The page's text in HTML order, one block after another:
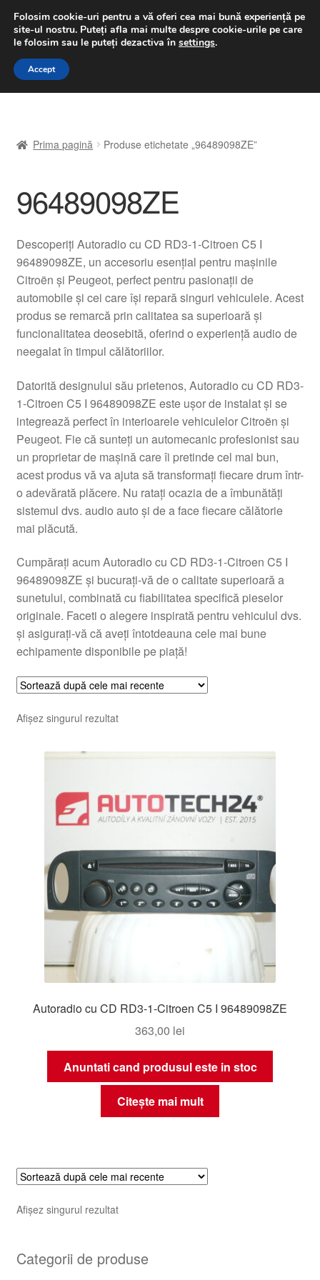
LIVRARE de la 33 lei
luni-vineri 9 a.m. - 4 p.m.031 229 6816
Sari
Sari
A lua legatura
Contul meu
Despre noi
Finalizare comandă
Livrare
Livrare în toată lumea
Plângere
Plățile
Politică de confidențialitate
Procedura de reclamație
Termeni si conditii
Prima pagină Produse etichetate „96489098ZE”
96489098ZE
Descoperiți Autoradio cu CD RD3-1-Citroen C5 I
96489098ZE, un accesoriu esențial pentru mașinile
Citroën și Peugeot, perfect pentru pasionații de
automobile și cei care își repară singuri vehiculele. Acest
produs se remarcă prin calitatea sa superioară și
funcionalitatea deosebită, oferind o experiență audio de
neegalat în timpul călătoriilor.
Datorită designului său prietenos, Autoradio cu CD RD3-
1-Citroen C5 I 96489098ZE este ușor de instalat și se
integrează perfect în interioarele vehiculelor Citroën și
Peugeot. Fie că sunteți un automecanic profesionist sau
un proprietar de mașină care îi pretinde cel mai bun,
acest produs vă va ajuta să transformați fiecare drum într-
o adevărată plăcere. Nu ratați ocazia de a îmbunătăți
sistemul dvs. audio auto și de a face fiecare călătorie
mai plăcută.
Cumpărați acum Autoradio cu CD RD3-1-Citroen C5 I
96489098ZE și bucurați-vă de o calitate superioară a
sunetului, combinată cu fiabilitatea specifică pieselor
originale. Faceti o alegere inspirată pentru vehiculul dvs.
și asigurați-vă că aveți întotdeauna cele mai bune
echipamente disponibile pe piață!
Afișez singurul rezultat
Autoradio cu CD RD3-1-Citroen C5 I 96489098ZE
363,00 lei
Anuntati cand produsul este in stoc
Citește mai mult
Afișez singurul rezultat
Categorii de produse
Folosim cookie-uri pentru a vă oferi cea mai bună experiență pe
site-ul nostru. Puteți afla mai multe despre cookie-urile pe care
le folosim sau le puteți dezactiva în settings.
Accept